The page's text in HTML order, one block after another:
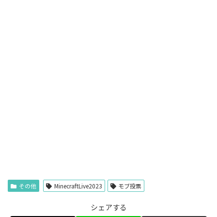
その他 MinecraftLive2023 モブ投票
シェアする